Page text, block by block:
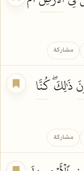
مشاركة
ذَٰلِكَۖكُنَّا
مشاركة